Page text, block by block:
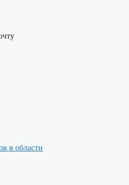
в области